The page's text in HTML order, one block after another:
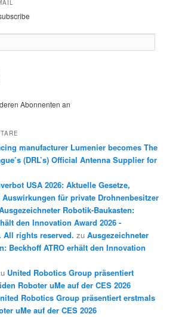
Abonnenten an
manufacturer Lumenier becomes The
(DRL’s) Official Antenna Supplier for
USA 2026: Aktuelle Gesetze,
für private Drohnenbesitzer
Robotik-Baukasten:
den Innovation Award 2026 -
All rights reserved. zuAusgezeichneter
Beckhoff ATRO erhält den Innovation
United Robotics Group präsentiert
Roboter uMe auf der CES 2026
Robotics Group präsentiert erstmals
uMe auf der CES 2026